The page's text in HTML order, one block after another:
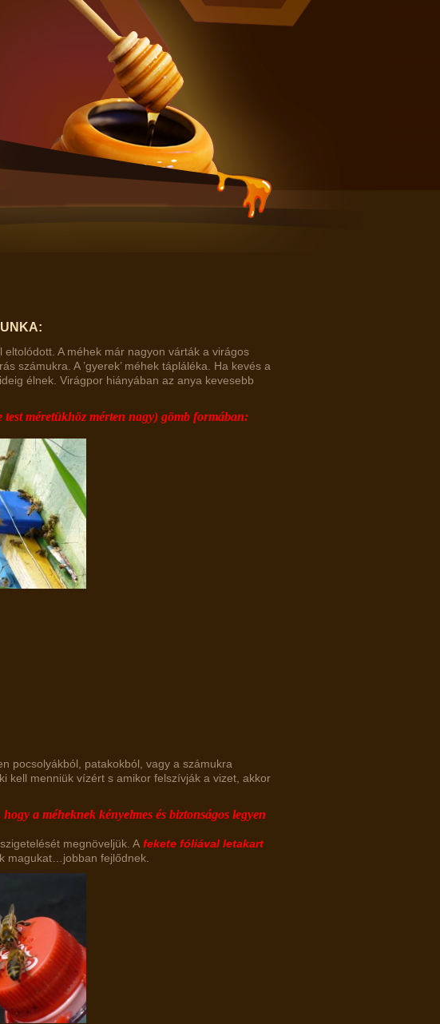
A méhek már nagyon várták a virágos
számukra. A ’gyerek’ méhek tápláléka. Ha kevés a
élnek. Virágpor hiányában az anya kevesebb
méretükhöz mérten nagy) gömb formában:
pocsolyákból, patakokból, vagy a számukra
kell menniük vízért s amikor felszívják a vizet, akkor
a méheknek kényelmes és biztonságos legyen
megnöveljük. A fekete fóliával letakart
magukat…jobban fejlődnek.